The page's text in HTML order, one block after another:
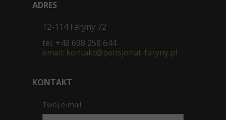
ADRES
12-114 Faryny 72
tel. +48 698 258 644
email: kontakt@pensjonat-faryny.pl
KONTAKT
Twój e-mail